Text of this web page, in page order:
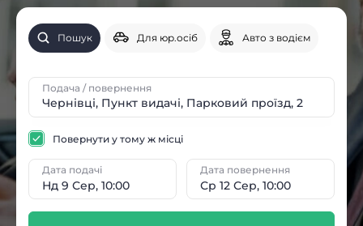
Пошук Для юр.осіб Авто з водієм
Подача / повернення
Нд 9 Сер, 10:00
Дата подачі
Ср 12 Сер, 10:00
Дата повернення
Повернути у тому ж місці